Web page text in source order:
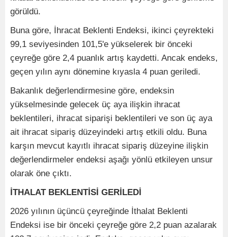
görüldü.
Buna göre, İhracat Beklenti Endeksi, ikinci çeyrekteki
99,1 seviyesinden 101,5'e yükselerek bir önceki
çeyreğe göre 2,4 puanlık artış kaydetti. Ancak endeks,
geçen yılın aynı dönemine kıyasla 4 puan geriledi.
Bakanlık değerlendirmesine göre, endeksin
yükselmesinde gelecek üç aya ilişkin ihracat
beklentileri, ihracat siparişi beklentileri ve son üç aya
ait ihracat sipariş düzeyindeki artış etkili oldu. Buna
karşın mevcut kayıtlı ihracat sipariş düzeyine ilişkin
değerlendirmeler endeksi aşağı yönlü etkileyen unsur
olarak öne çıktı.
İTHALAT BEKLENTİSİ GERİLEDİ
2026 yılının üçüncü çeyreğinde İthalat Beklenti
Endeksi ise bir önceki çeyreğe göre 2,2 puan azalarak